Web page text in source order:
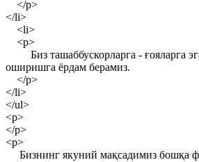
</p>
</li>
<li>
<p>
Биз ташаббускорларга - ғояларга
оширишга ёрдам берамиз.
</p>
</li>
</ul>
<p>
</p>
<p>
Бизнинг якуний мақсадимиз бошқа